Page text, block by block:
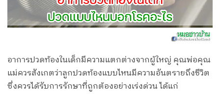
อาการปวดท้องในเด็กมีความแตกต่างจากผู้ใหญ่ คุณพ่อคุณ
แม่ควรสังเกตว่าลูกปวดท้องแบบไหนมีความอันตรายถึงชีวิต
ซึ่งควรได้รับการรักษาที่ถูกต้องอย่างเร่งด่วน ได้แก่